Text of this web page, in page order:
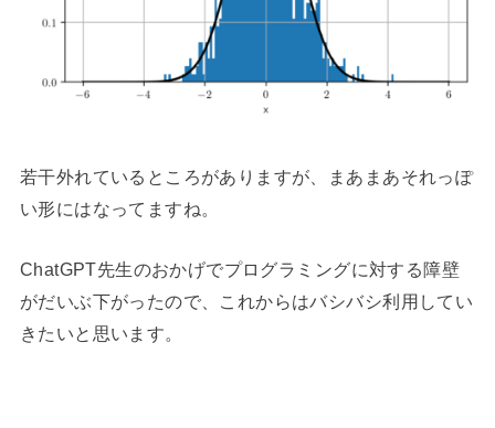
若干外れているところがありますが、まあまあそれっぽ
い形にはなってますね。
ChatGPT先生のおかげでプログラミングに対する障壁
がだいぶ下がったので、これからはバシバシ利用してい
きたいと思います。